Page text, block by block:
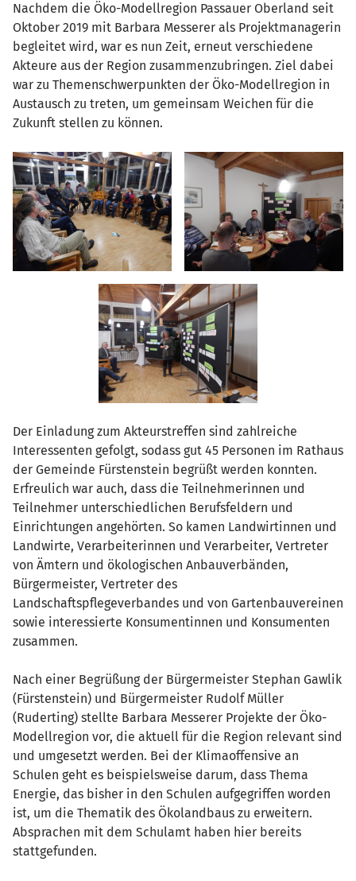
Nachdem die Öko-Modellregion Passauer Oberland seit
Oktober 2019 mit Barbara Messerer als Projektmanagerin
begleitet wird, war es nun Zeit, erneut verschiedene
Akteure aus der Region zusammenzubringen. Ziel dabei
war zu Themenschwerpunkten der Öko-Modellregion in
Austausch zu treten, um gemeinsam Weichen für die
Zukunft stellen zu können.
Der Einladung zum Akteurstreffen sind zahlreiche
Interessenten gefolgt, sodass gut 45 Personen im Rathaus
der Gemeinde Fürstenstein begrüßt werden konnten.
Erfreulich war auch, dass die Teilnehmerinnen und
Teilnehmer unterschiedlichen Berufsfeldern und
Einrichtungen angehörten. So kamen Landwirtinnen und
Landwirte, Verarbeiterinnen und Verarbeiter, Vertreter
von Ämtern und ökologischen Anbauverbänden,
Bürgermeister, Vertreter des
Landschaftspflegeverbandes und von Gartenbauvereinen
sowie interessierte Konsumentinnen und Konsumenten
zusammen.
Nach einer Begrüßung der Bürgermeister Stephan Gawlik
(Fürstenstein) und Bürgermeister Rudolf Müller
(Ruderting) stellte Barbara Messerer Projekte der Öko-
Modellregion vor, die aktuell für die Region relevant sind
und umgesetzt werden. Bei der Klimaoffensive an
Schulen geht es beispielsweise darum, dass Thema
Energie, das bisher in den Schulen aufgegriffen worden
ist, um die Thematik des Ökolandbaus zu erweitern.
Absprachen mit dem Schulamt haben hier bereits
stattgefunden.